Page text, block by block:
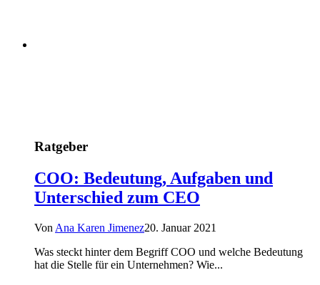
Ratgeber
COO: Bedeutung, Aufgaben und
Unterschied zum CEO
Von Ana Karen Jimenez20. Januar 2021
Was steckt hinter dem Begriff COO und welche Bedeutung
hat die Stelle für ein Unternehmen? Wie...